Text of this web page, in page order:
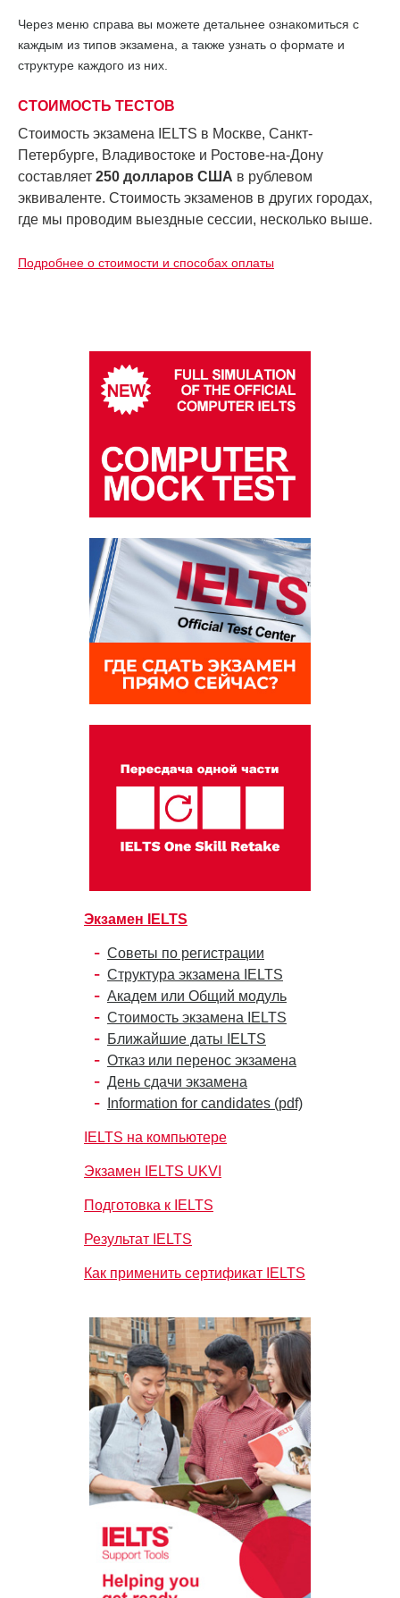
Через меню справа вы можете детальнее ознакомиться с
каждым из типов экзамена, а также узнать о формате и
структуре каждого из них.
СТОИМОСТЬ ТЕСТОВ
Стоимость экзамена IELTS в Москве, Санкт-
Петербурге, Владивостоке и Ростове-на-Дону
составляет 250 долларов США в рублевом
эквиваленте. Стоимость экзаменов в других городах,
где мы проводим выездные сессии, несколько выше.
Подробнее о стоимости и способах оплаты
Экзамен IELTS
Советы по регистрации
Структура экзамена IELTS
Академ или Общий модуль
Стоимость экзамена IELTS
Ближайшие даты IELTS
Отказ или перенос экзамена
День сдачи экзамена
Information for candidates (pdf)
IELTS на компьютере
Экзамен IELTS UKVI
Подготовка к IELTS
Результат IELTS
Как применить сертификат IELTS